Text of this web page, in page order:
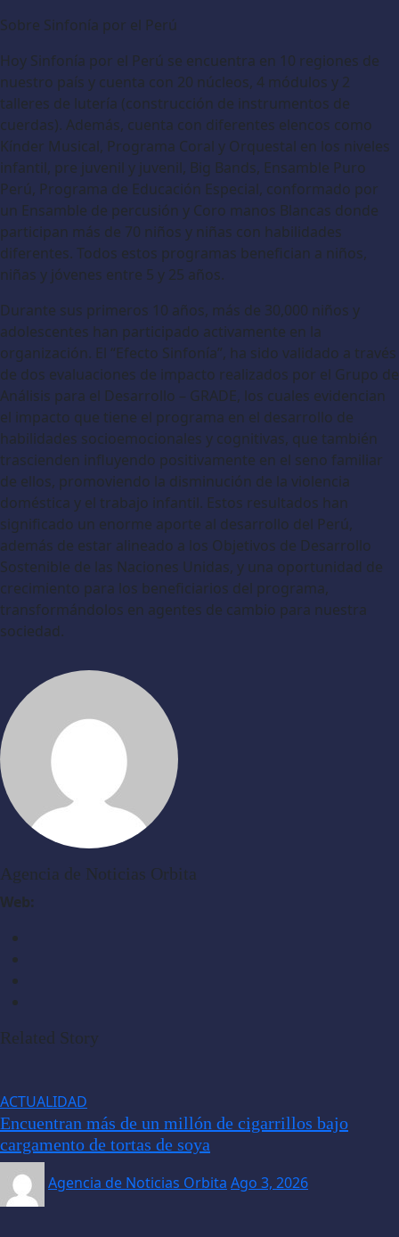
Sobre Sinfonía por el Perú
Hoy Sinfonía por el Perú se encuentra en 10 regiones de
nuestro país y cuenta con 20 núcleos, 4 módulos y 2
talleres de lutería (construcción de instrumentos de
cuerdas). Además, cuenta con diferentes elencos como
Kínder Musical, Programa Coral y Orquestal en los niveles
infantil, pre juvenil y juvenil, Big Bands, Ensamble Puro
Perú, Programa de Educación Especial, conformado por
un Ensamble de percusión y Coro manos Blancas donde
participan más de 70 niños y niñas con habilidades
diferentes. Todos estos programas benefician a niños,
niñas y jóvenes entre 5 y 25 años.
Durante sus primeros 10 años, más de 30,000 niños y
adolescentes han participado activamente en la
organización. El “Efecto Sinfonía”, ha sido validado a través
de dos evaluaciones de impacto realizados por el Grupo de
Análisis para el Desarrollo – GRADE, los cuales evidencian
el impacto que tiene el programa en el desarrollo de
habilidades socioemocionales y cognitivas, que también
trascienden influyendo positivamente en el seno familiar
de ellos, promoviendo la disminución de la violencia
doméstica y el trabajo infantil. Estos resultados han
significado un enorme aporte al desarrollo del Perú,
además de estar alineado a los Objetivos de Desarrollo
Sostenible de las Naciones Unidas, y una oportunidad de
crecimiento para los beneficiarios del programa,
transformándolos en agentes de cambio para nuestra
sociedad.
Agencia de Noticias Orbita
Web:
Related Story
ACTUALIDAD
Encuentran más de un millón de cigarrillos bajo
cargamento de tortas de soya
Agencia de Noticias Orbita Ago 3, 2026